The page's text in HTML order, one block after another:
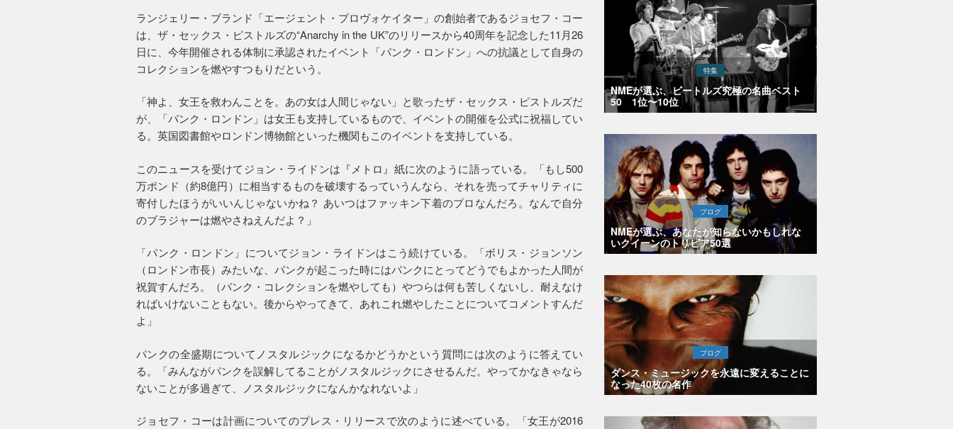
ランジェリー・ブランド「エージェント・プロヴォケイター」の創始者であるジョセフ・コー
は、ザ・セックス・ピストルズの“Anarchy in the UK”のリリースから40周年を記念した11月26
日に、今年開催される体制に承認されたイベント「パンク・ロンドン」への抗議として自身の
コレクションを燃やすつもりだという。
「神よ、女王を救わんことを。あの女は人間じゃない」と歌ったザ・セックス・ピストルズだ
が、「パンク・ロンドン」は女王も支持しているもので、イベントの開催を公式に祝福してい
る。英国図書館やロンドン博物館といった機関もこのイベントを支持している。
このニュースを受けてジョン・ライドンは『メトロ』紙に次のように語っている。「もし500
万ポンド（約8億円）に相当するものを破壊するっていうんなら、それを売ってチャリティに
寄付したほうがいいんじゃないかね？ あいつはファッキン下着のプロなんだろ。なんで自分
のブラジャーは燃やさねえんだよ？」
「パンク・ロンドン」についてジョン・ライドンはこう続けている。「ボリス・ジョンソン
（ロンドン市長）みたいな、パンクが起こった時にはパンクにとってどうでもよかった人間が
祝賀すんだろ。（パンク・コレクションを燃やしても）やつらは何も苦しくないし、耐えなけ
ればいけないこともない。後からやってきて、あれこれ燃やしたことについてコメントすんだ
よ」
パンクの全盛期についてノスタルジックになるかどうかという質問には次のように答えてい
る。「みんながパンクを誤解してることがノスタルジックにさせるんだ。やってかなきゃなら
ないことが多過ぎて、ノスタルジックになんかなれないよ」
ジョセフ・コーは計画についてのプレス・リリースで次のように述べている。「女王が2016
特集
NMEが選ぶ、ビートルズ究極の名曲ベスト
50 1位〜10位
ブログ
NMEが選ぶ、あなたが知らないかもしれな
いクイーンのトリビア50選
ブログ
ダンス・ミュージックを永遠に変えることに
なった40枚の名作